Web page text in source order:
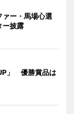
ァー・馬場心選
披露
」 優勝賞品は